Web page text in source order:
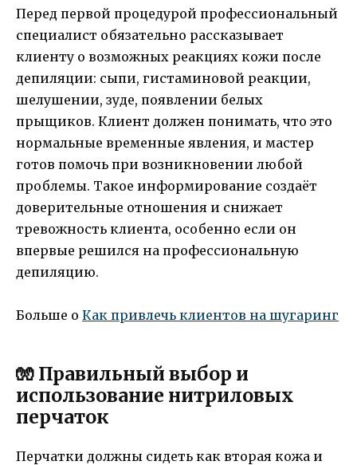
Перед первой процедурой профессиональный
специалист обязательно рассказывает
клиенту о возможных реакциях кожи после
депиляции: сыпи, гистаминовой реакции,
шелушении, зуде, появлении белых
прыщиков. Клиент должен понимать, что это
нормальные временные явления, и мастер
готов помочь при возникновении любой
проблемы. Такое информирование создаёт
доверительные отношения и снижает
тревожность клиента, особенно если он
впервые решился на профессиональную
депиляцию.
Больше о Как привлечь клиентов на шугаринг
🧤 Правильный выбор и
использование нитриловых
перчаток
Перчатки должны сидеть как вторая кожа и